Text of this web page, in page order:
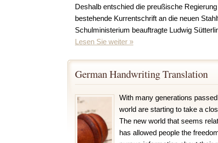
Deshalb entschied die preußische
bestehende Kurrentschrift an die neuen
Schulministerium beauftragte Ludwig
Lesen Sie weiter »
German Handwriting Translation
With many generations
world are starting to take a
The new world that seems
has allowed people the